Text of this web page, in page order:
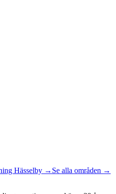
Hässelby → Se alla områden →